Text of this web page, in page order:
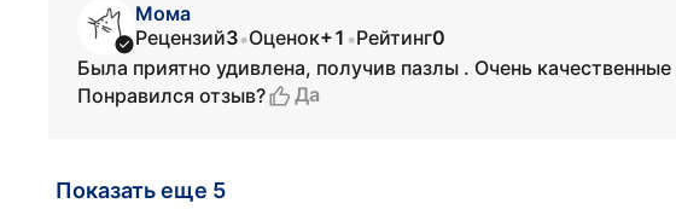
Мома
Рецензий3•Оценок+1 •Рейтинг0
Была приятно удивлена, получив пазлы . Очень
Понравился отзыв?
Да
Показать еще 5